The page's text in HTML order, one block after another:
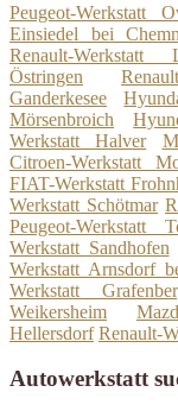
Peugeot-Werkstatt
Einsiedel bei
Renault-Werkstatt
Östringen
Ganderkesee
Mörsenbroich
Werkstatt Halver
Citroen-Werkstatt
FIAT-Werkstatt
Werkstatt Schötmar
Peugeot-Werkstatt
Werkstatt Sandhofen
Werkstatt Arnsdorf
Werkstatt
Weikersheim
Hellersdorf Renault-
Autowerkstatt